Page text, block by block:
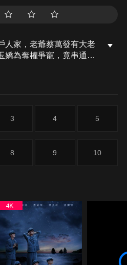
人家，老爺蔡萬發有大老
嬌為奪權爭寵，竟串通自
包。但阿卿嫂怕換子的事
家贖罪。玉嬌見萬發離
怨恨出在文良身上虐待
上的玉珮時卻被文良逮個
抓交替投胎的期限。金
兒，故心軟反救恩惠和海
娘，要被判官處決…
3 4 5
8 9 10